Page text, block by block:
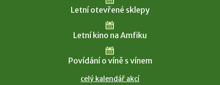
Letní otevřené sklepy
Letní kino na Amfiku
Povídání o víně s vínem
celý kalendář akcí